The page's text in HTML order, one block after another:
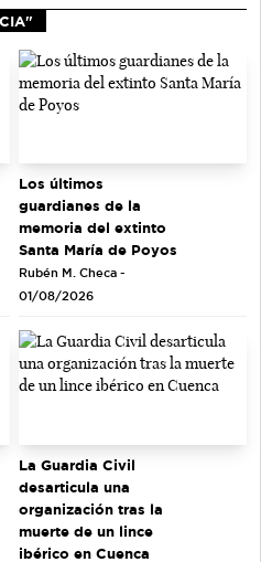
Los últimos
guardianes de la
memoria del extinto
Santa María de Poyos
Rubén M. Checa -
01/08/2026
La Guardia Civil
desarticula una
organización tras la
muerte de un lince
ibérico en Cuenca